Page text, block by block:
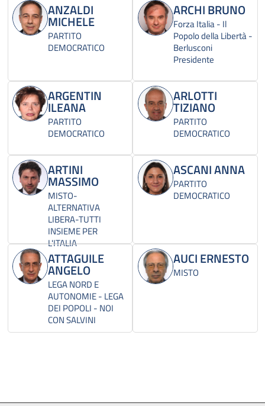
ANZALDI
MICHELE
PARTITO
DEMOCRATICO
ARCHI BRUNO
Forza Italia - Il
Popolo della Libertà -
Berlusconi
Presidente
ARGENTIN
ILEANA
PARTITO
DEMOCRATICO
ARLOTTI
TIZIANO
PARTITO
DEMOCRATICO
ARTINI
MASSIMO
MISTO-
ALTERNATIVA
LIBERA-TUTTI
INSIEME PER
L'ITALIA
ASCANI ANNA
PARTITO
DEMOCRATICO
ATTAGUILE
ANGELO
LEGA NORD E
AUTONOMIE - LEGA
DEI POPOLI - NOI
CON SALVINI
AUCI ERNESTO
MISTO